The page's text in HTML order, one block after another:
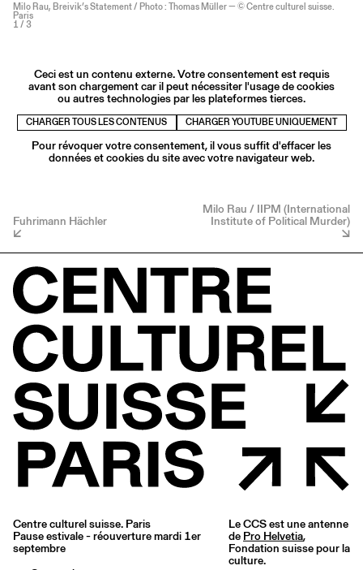
Milo Rau, Breivik’s Statement / Photo : Thomas Müller — © Centre culturel suisse.
Paris
1 / 3
Ceci est un contenu externe. Votre consentement est requis
avant son chargement car il peut nécessiter l'usage de cookies
ou autres technologies par les plateformes tierces.
CHARGER TOUS LES CONTENUS CHARGER YOUTUBE UNIQUEMENT
Pour révoquer votre consentement, il vous suffit d'effacer les
données et cookies du site avec votre navigateur web.
Fuhrimann Hächler
Milo Rau / IIPM (International
Institute of Political Murder)
Centre culturel suisse. Paris
Pause estivale - réouverture mardi 1er
septembre
Le CCS est une antenne
de Pro Helvetia,
Fondation suisse pour la
culture.